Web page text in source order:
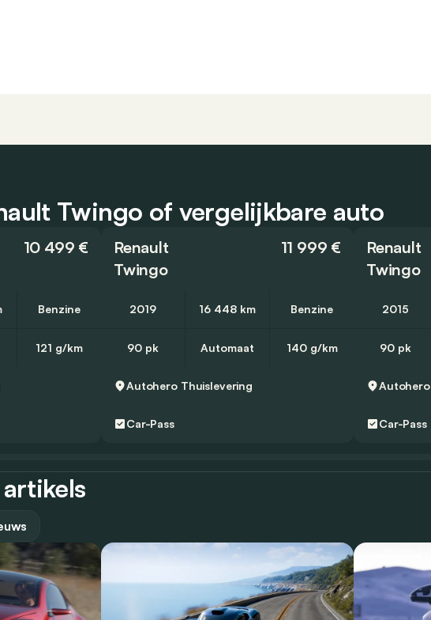
Twingo of vergelijkbare auto
10 499 €
Benzine
121 g/km
Renault
Twingo
11 999 €
2019 16 448 km Benzine
90 pk Automaat 140 g/km
Autohero Thuislevering
Car-Pass
Renault
Twingo
2015
90 pk
Autohero
Car-Pass